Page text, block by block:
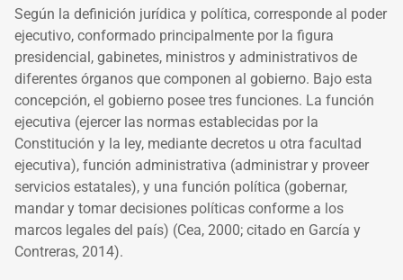
Según la definición jurídica y política, corresponde al poder
ejecutivo, conformado principalmente por la figura
presidencial, gabinetes, ministros y administrativos de
diferentes órganos que componen al gobierno. Bajo esta
concepción, el gobierno posee tres funciones. La función
ejecutiva (ejercer las normas establecidas por la
Constitución y la ley, mediante decretos u otra facultad
ejecutiva), función administrativa (administrar y proveer
servicios estatales), y una función política (gobernar,
mandar y tomar decisiones políticas conforme a los
marcos legales del país) (Cea, 2000; citado en García y
Contreras, 2014).